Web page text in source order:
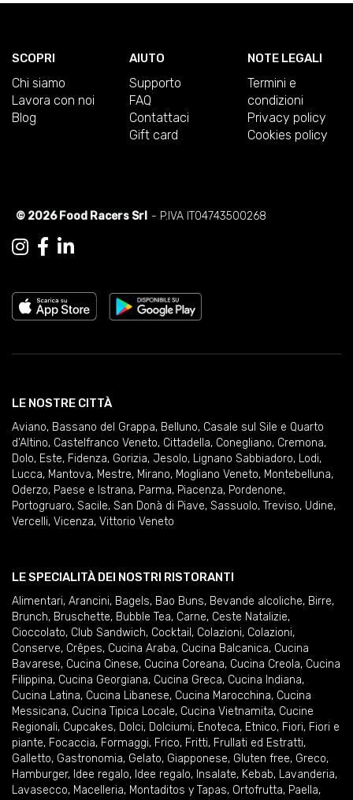
SCOPRI
Chi siamo
Lavora con noi
Blog
AIUTO
Supporto
FAQ
Contattaci
Gift card
NOTE LEGALI
Termini e
condizioni
Privacy policy
Cookies policy
© 2026 Food Racers Srl - P.IVA IT04743500268
LE NOSTRE CITTÀ
Aviano, Bassano del Grappa, Belluno, Casale sul Sile e Quarto
d'Altino, Castelfranco Veneto, Cittadella, Conegliano, Cremona,
Dolo, Este, Fidenza, Gorizia, Jesolo, Lignano Sabbiadoro, Lodi,
Lucca, Mantova, Mestre, Mirano, Mogliano Veneto, Montebelluna,
Oderzo, Paese e Istrana, Parma, Piacenza, Pordenone,
Portogruaro, Sacile, San Donà di Piave, Sassuolo, Treviso, Udine,
Vercelli, Vicenza, Vittorio Veneto
LE SPECIALITÀ DEI NOSTRI RISTORANTI
Alimentari, Arancini, Bagels, Bao Buns, Bevande alcoliche, Birre,
Brunch, Bruschette, Bubble Tea, Carne, Ceste Natalizie,
Cioccolato, Club Sandwich, Cocktail , Colazioni, Colazioni,
Conserve, Crêpes, Cucina Araba, Cucina Balcanica, Cucina
Bavarese, Cucina Cinese, Cucina Coreana, Cucina Creola, Cucina
Filippina, Cucina Georgiana, Cucina Greca, Cucina Indiana,
Cucina Latina, Cucina Libanese, Cucina Marocchina, Cucina
Messicana, Cucina Tipica Locale, Cucina Vietnamita, Cucine
Regionali, Cupcakes, Dolci, Dolciumi, Enoteca, Etnico, Fiori, Fiori e
piante, Focaccia, Formaggi, Frico, Fritti, Frullati ed Estratti,
Galletto, Gastronomia, Gelato, Giapponese, Gluten free, Greco,
Hamburger, Idee regalo, Idee regalo, Insalate, Kebab, Lavanderia,
Lavasecco, Macelleria, Montaditos y Tapas, Ortofrutta, Paella,